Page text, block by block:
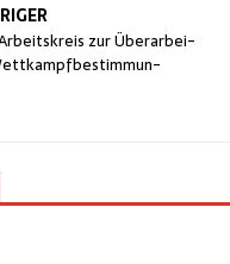
zur Über­ar­bei­